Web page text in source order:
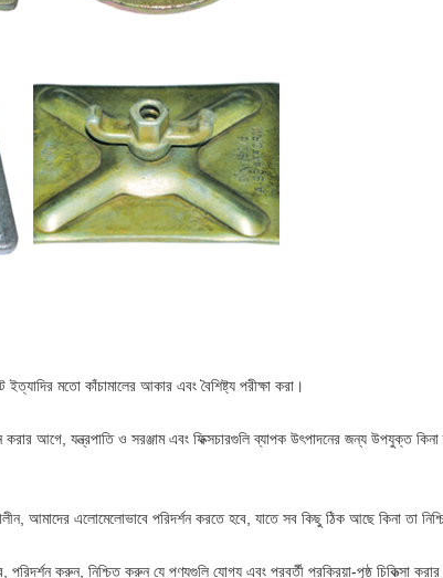
মতো কাঁচামালের আকার এবং বৈশিষ্ট্য পরীক্ষা করা।
করার আগে, যন্ত্রপাতি ও সরঞ্জাম এবং ফিক্সচারগুলি ব্যাপক উৎপাদনের জন্য উপযুক্ত
আমাদের এলোমেলোভাবে পরিদর্শন করতে হবে, যাতে সব কিছু ঠিক আছে কিনা তা
পরিদর্শন করুন, নিশ্চিত করুন যে পণ্যগুলি যোগ্য এবং পরবর্তী প্রক্রিয়া-পৃষ্ঠ চিকিত্সা